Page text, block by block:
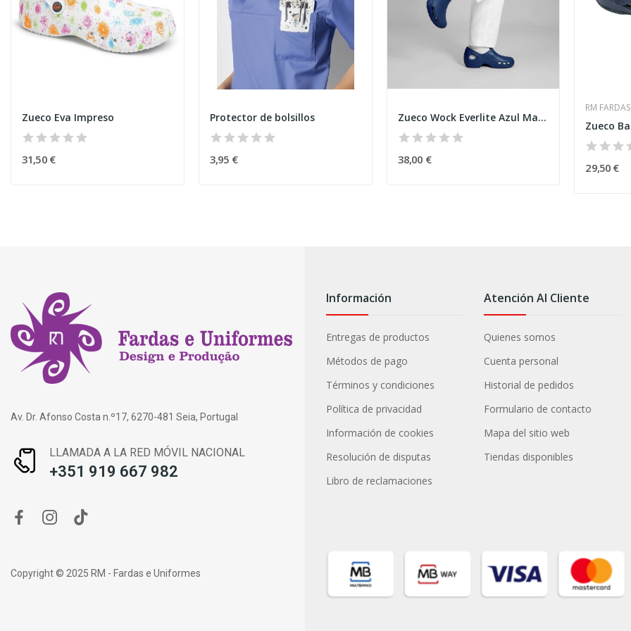
Zueco Eva Impreso
31,50 €
Protector de bolsillos
3,95 €
Zueco Wock Everlite Azul Marino
38,00 €
RM
Zueco
29,50 €
Av. Dr. Afonso Costa n.º17, 6270-481 Seia, Portugal
LLAMADA A LA RED MÓVIL NACIONAL
+351 919 667 982
Información
Entregas de productos
Métodos de pago
Términos y condiciones
Política de privacidad
Información de cookies
Resolución de disputas
Libro de reclamaciones
Atención Al Cliente
Quienes somos
Cuenta personal
Historial de pedidos
Formulario de contacto
Mapa del sitio web
Tiendas disponibles
Copyright © 2025 RM - Fardas e Uniformes